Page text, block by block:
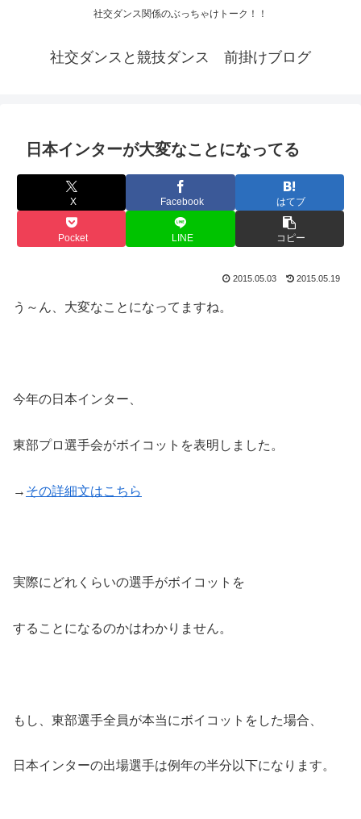
社交ダンス関係のぶっちゃけトーク！！
社交ダンスと競技ダンス 前掛けブログ
日本インターが大変なことになってる
X Facebook はてブ
Pocket LINE コピー
2015.05.03 2015.05.19
う～ん、大変なことになってますね。
今年の日本インター、
東部プロ選手会がボイコットを表明しました。
→ その詳細文はこちら
実際にどれくらいの選手がボイコットを
することになるのかはわかりません。
もし、東部選手全員が本当にボイコットをした場合、
日本インターの出場選手は例年の半分以下になります。